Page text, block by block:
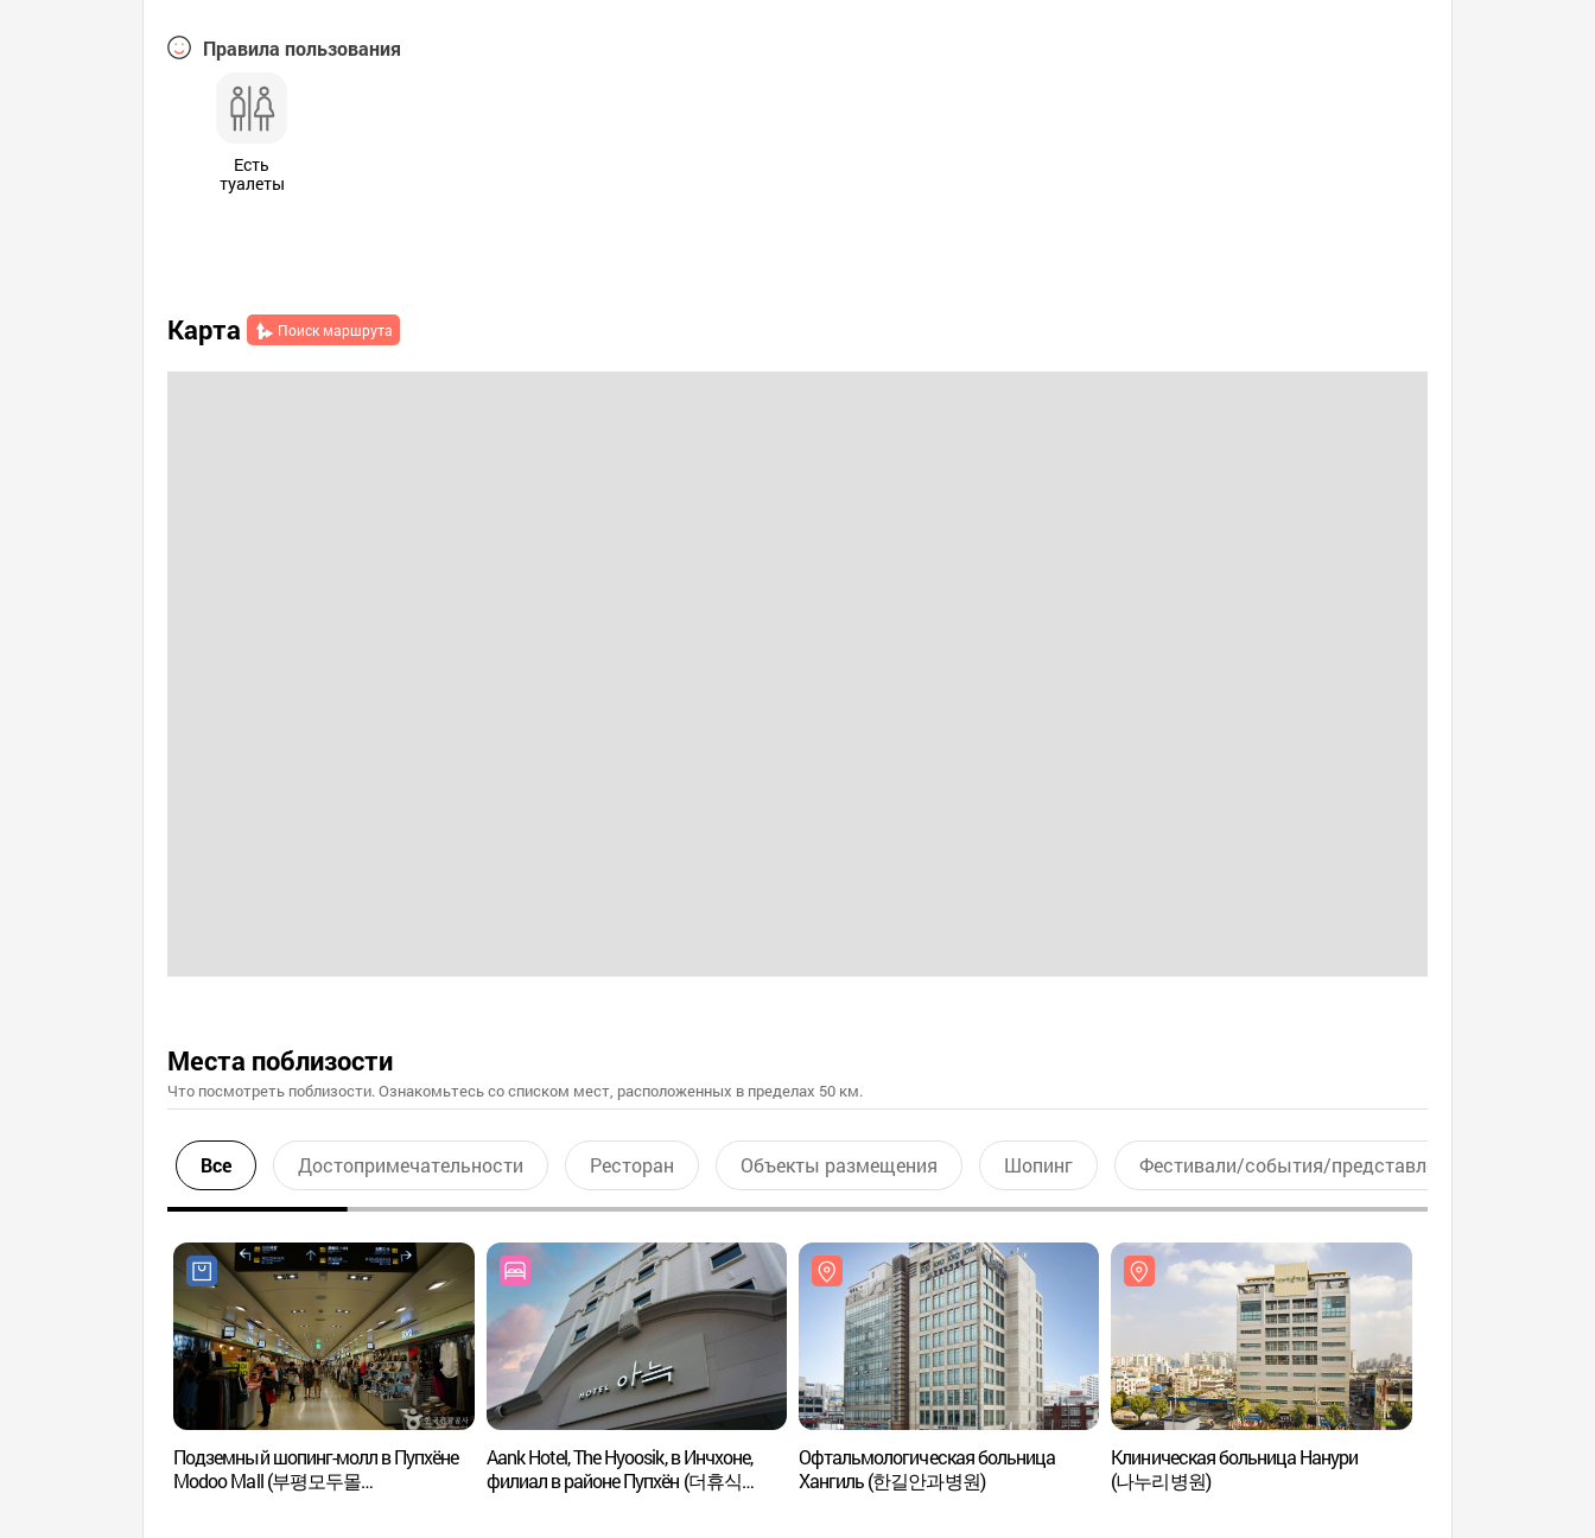
Правила пользования
Есть
туалеты
Карта Поиск маршрута
Места поблизости
Что посмотреть поблизости. Ознакомьтесь со списком мест, расположенных в пределах 50 км.
Все Достопримечательности Ресторан Объекты размещения Шопинг Фестивали/события/представления
Подземный шопинг-молл в Пупхёне
Modoo Mall (부평모두몰
Aank Hotel, The Hyoosik, в Инчхоне,
филиал в районе Пупхён (더휴식
Офтальмологическая больница
Хангиль (한길안과병원)
Клиническая больница Нанури
(나누리병원)